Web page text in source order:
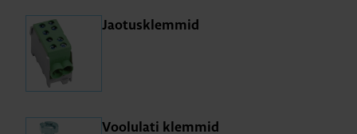
Jao­tusk­lem­mid
Voo­lu­lati klem­mid